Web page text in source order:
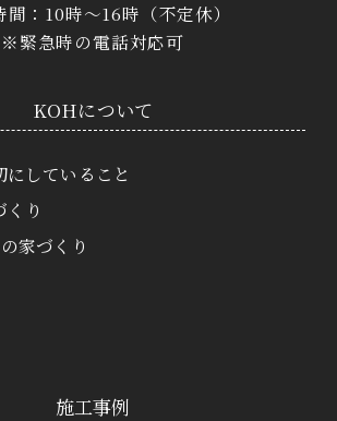
間：10時〜16時（不定休）
※緊急時の電話対応可
KOHについて
していること
り
家づくり
施⼯事例